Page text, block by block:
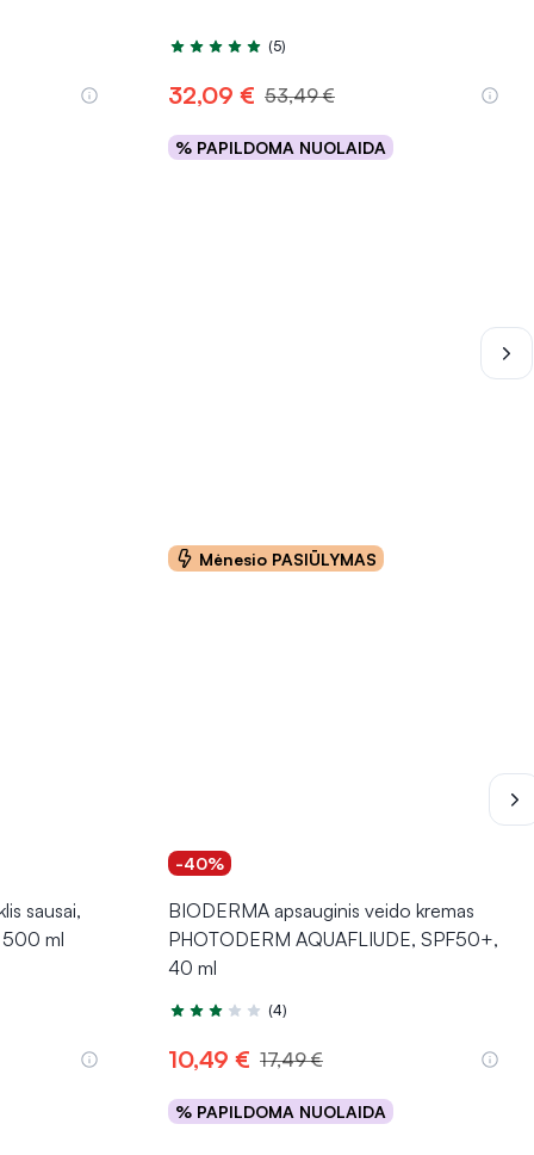
Įvertinimas 5.0 iš 5
(5)
32,09 € 53,49 €
% PAPILDOMA NUOLAIDA
Į krepšelį
sausai,
500 ml
Mėnesio PASIŪLYMAS
-40%
BIODERMA apsauginis veido kremas
PHOTODERM AQUAFLIUDE, SPF50+,
40 ml
Įvertinimas 3.3 iš 5
(4)
10,49 € 17,49 €
% PAPILDOMA NUOLAIDA
Į krepšelį